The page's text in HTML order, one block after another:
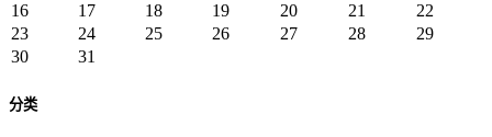
16
17 18 19 20 21
22
23
24 25 26 27 28
29
30
31
分类